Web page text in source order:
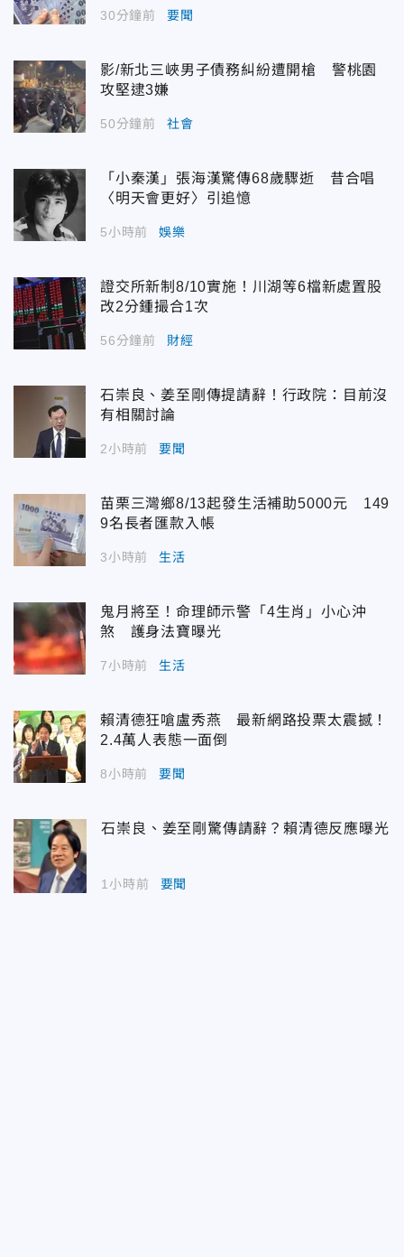
30分鐘前 要聞
影/新北三峽男子債務糾紛遭開槍 警桃園
攻堅逮3嫌
50分鐘前 社會
「小秦漢」張海漢驚傳68歲驟逝 昔合唱
〈明天會更好〉引追憶
5小時前 娛樂
證交所新制8/10實施！川湖等6檔新處置股
改2分鍾撮合1次
56分鐘前 財經
石崇良、姜至剛傳提請辭！行政院：目前沒
有相關討論
2小時前 要聞
苗栗三灣鄉8/13起發生活補助5000元 149
9名長者匯款入帳
3小時前 生活
鬼月將至！命理師示警「4生肖」小心沖
煞 護身法寶曝光
7小時前 生活
賴清德狂嗆盧秀燕 最新網路投票太震撼！
2.4萬人表態一面倒
8小時前 要聞
石崇良、姜至剛驚傳請辭？賴清德反應曝光
1小時前 要聞